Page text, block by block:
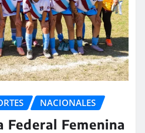
NACIONALES
Federal Femenina